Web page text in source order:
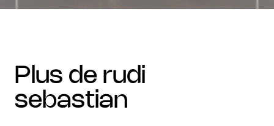
plus de rudi
sebastian